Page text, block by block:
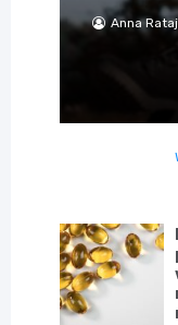
Anna